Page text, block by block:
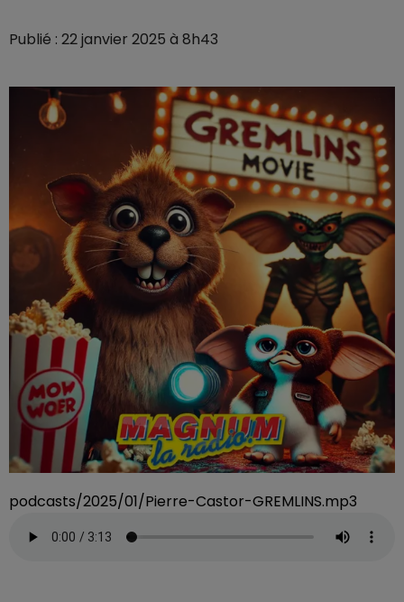
Publié : 22 janvier 2025 à 8h43
podcasts/2025/01/Pierre-Castor-GREMLINS.mp3